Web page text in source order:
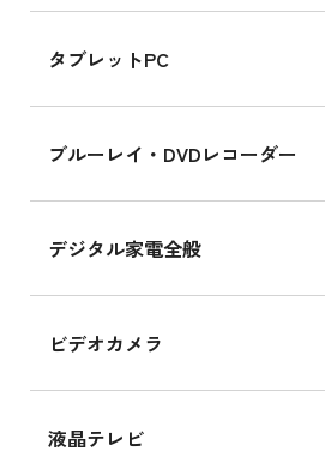
タブレットPC
ブルーレイ・DVDレコーダー
デジタル家電全般
ビデオカメラ
液晶テレビ